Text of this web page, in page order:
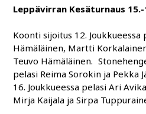
Leppävirran Kesäturnaus 15.-
Koonti sijoitus 12. Joukkueessa
Hämäläinen, Martti
Teuvo Hämäläinen.
pelasi Reima Sorokin ja Pekka
16. Joukkueessa pelasi Ari
Mirja Kaijala ja Sirpa